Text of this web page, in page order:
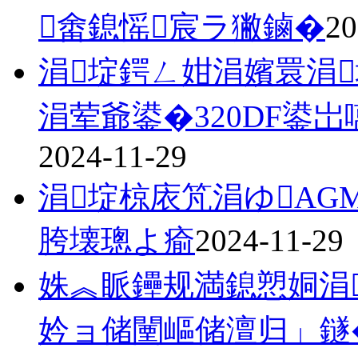
畬鎴愮宸ラ獙鏀�
涓埞鍔ㄥ姏涓嬪睘涓
涓荤爺鍙�320DF鍙岀
2024-11-29
涓埞椋庡竼涓ゆ
胯壊璁よ瘉2024-11-29
姝︽眽鑸规満鎴愬姛
妗ョ储闉嶇储澶归」